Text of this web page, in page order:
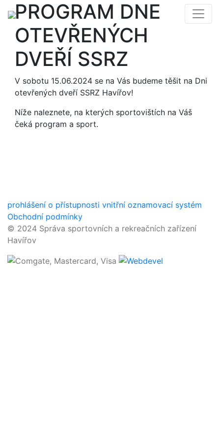
PROGRAM DNE
OTEVŘENÝCH
DVEŘÍ SSRZ
V sobotu 15.06.2024 se na Vás budeme těšit na Dni
otevřených dveří SSRZ Havířov!
Níže naleznete, na kterých sportovištích na Váš
čeká program a sport.
prohlášení o přístupnosti vnitřní oznamovací systém
Obchodní podmínky
© 2024 Správa sportovních a rekreačních zařízení
Havířov